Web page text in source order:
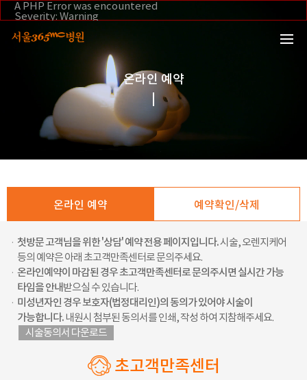
A PHP Error was encountered
Severity: Warning
Filename: _inc/header_body.php
Line Number: 108
/home/suction/public_html/application/views/mobile/
Function: _error_handler
/home/suction/public_html/application/views/mobile/
Line: 295
Function: include
/home/suction/public_html/application/core/
File:
/home/suction/public_html/application/controllers/
Line: 121
Function: view_print
Line: 327
Function: require_once
본문 바로가기
온라인 예약
온라인 예약 예약확인/삭제
· 첫방문 고객님을 위한 '상담' 예약 전용 페이지입니다.시술, 오렌지케어
등의 예약은 아래 초고객만족센터로 문의주세요.
· 온라인예약이 마감된 경우 초고객만족센터로 문의주시면 실시간 가능
타임을 안내받으실 수 있습니다.
· 미성년자인 경우 보호자(법정대리인)의 동의가 있어야 시술이
가능합니다. 내원시 첨부된 동의서를 인쇄, 작성 하여 지참해주세요.
시술동의서 다운로드
초고객만족센터